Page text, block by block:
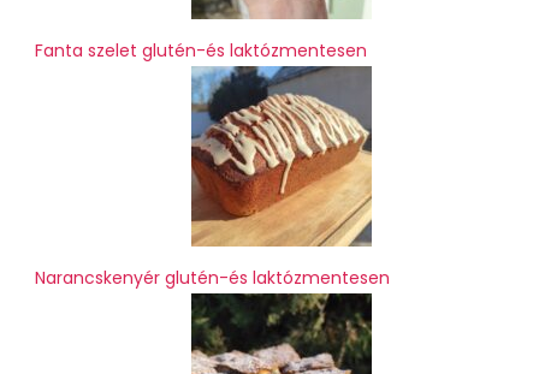
Fanta szelet glutén-és laktózmentesen
Narancskenyér glutén-és laktózmentesen